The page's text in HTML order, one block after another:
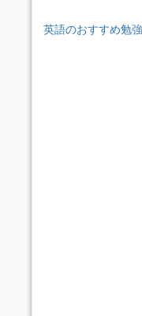
英語のおすすめ勉